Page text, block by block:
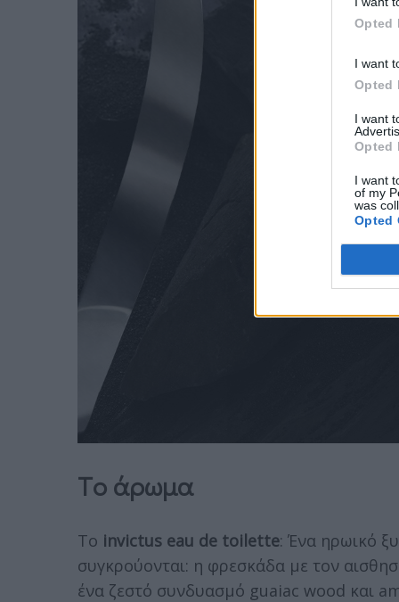
Opted
I want
Opted
I want
Opted
I want
of my
was
Opted
Tο άρωμα
Το invictus eau de toilette: Ένα ηρωικό
συγκρούονται: η φρεσκάδα με τον
ένα ζεστό συνδυασμό guaiac wood και